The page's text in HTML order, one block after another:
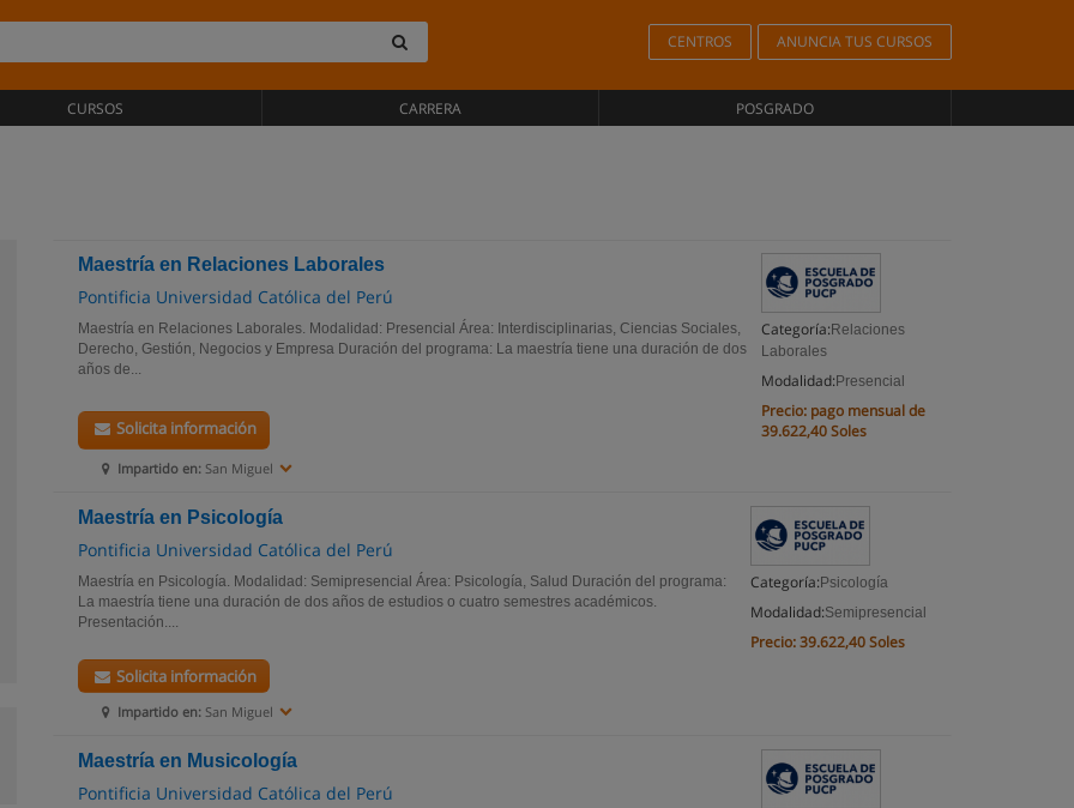
CENTROS ANUNCIA TUS CURSOS
CURSOS CARRERA POSGRADO
Maestría en Relaciones Laborales
Pontificia Universidad Católica del Perú
Categoría: Relaciones
Laborales
Modalidad: Presencial
Precio: pago mensual de
39.622,40 Soles
Maestría en Relaciones Laborales. Modalidad: Presencial Área: Interdisciplinarias, Ciencias Sociales,
Derecho, Gestión, Negocios y Empresa Duración del programa: La maestría tiene una duración de dos
años de...
Impartido en: San Miguel
Solicita información
Maestría en Psicología
Pontificia Universidad Católica del Perú
Categoría: Psicología
Modalidad:Semipresencial
Precio:39.622,40 Soles
Maestría en Psicología. Modalidad: Semipresencial Área: Psicología, Salud Duración del programa:
La maestría tiene una duración de dos años de estudios o cuatro semestres académicos.
Presentación....
Impartido en: San Miguel
Solicita información
Maestría en Musicología
Pontificia Universidad Católica del Perú